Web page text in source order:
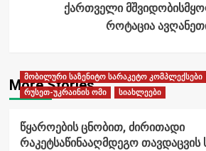
ქართველი
როტაცია
More Stories
მობილური საზენიტო სარაკეტო კომპლექსები
რუსეთ-უკრაინის ომი
სიახლეები
წყაროების ცნობით, ძირითადი
რაკეტსაწინააღმდეგო თავდაცვის